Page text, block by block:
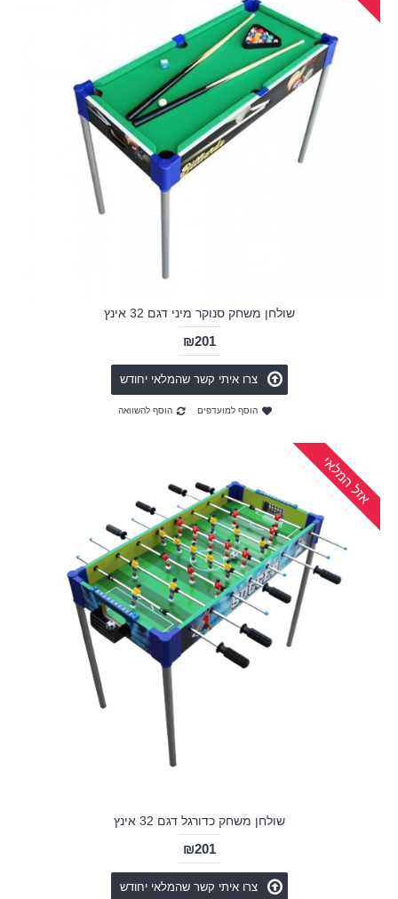
שולחן משחק סנוקר מיני דגם 32 אינץ
₪201
צרו איתי קשר שהמלאי יחודש
הוסף למועדפים הוסף להשוואה
אזל המלאי
שולחן משחק כדורגל דגם 32 אינץ
₪201
צרו איתי קשר שהמלאי יחודש